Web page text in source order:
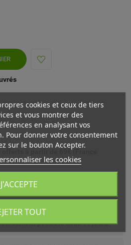
offerts à partir de 69€ (France
en point relais (France
possible sous 14 jours
cookies et ceux de tiers
et vous montrer des
en analysant vos
Pour donner votre consentement
sur le bouton Accepter.
les cookies
TOUT
J'ACCEPTE